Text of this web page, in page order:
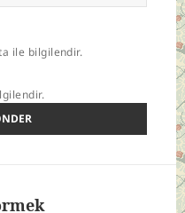
ile bilgilendir.